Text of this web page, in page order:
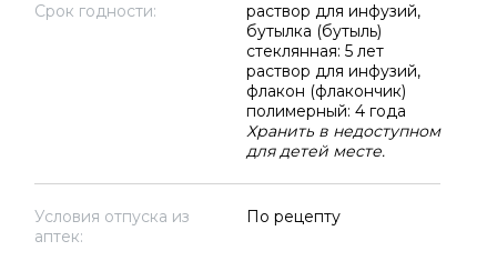
Срок годности:
раствор для инфузий,
бутылка (бутыль)
стеклянная: 5 лет
раствор для инфузий,
флакон (флакончик)
полимерный: 4 года
Хранить в недоступном
для детей месте.
Условия отпуска из
аптек:
По рецепту